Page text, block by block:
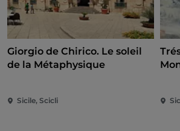
Giorgio de Chirico. Le soleil
de la Métaphysique
Sicile, Scicli